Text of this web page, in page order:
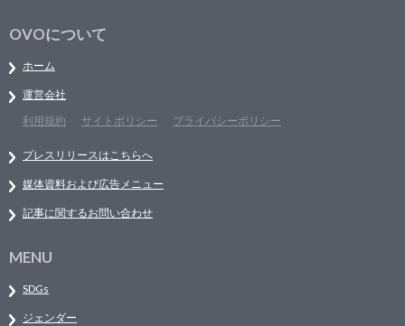
OVOについて
ホーム
運営会社
利用規約
サイトポリシー プライバシーポリシー
プレスリリースはこちらへ
媒体資料および広告メニュー
記事に関するお問い合わせ
MENU
SDGs
ジェンダー